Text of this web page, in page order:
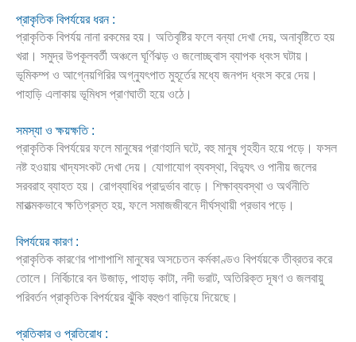
প্রাকৃতিক বিপর্যয়ের ধরন :
প্রাকৃতিক বিপর্যয় নানা রকমের হয়। অতিবৃষ্টির ফলে বন্যা দেখা দেয়, অনাবৃষ্টিতে হয়
খরা। সমুদ্র উপকূলবর্তী অঞ্চলে ঘূর্ণিঝড় ও জলোচ্ছ্বাস ব্যাপক ধ্বংস ঘটায়।
ভূমিকম্প ও আগ্নেয়গিরির অগ্ন্যুৎপাত মুহূর্তের মধ্যে জনপদ ধ্বংস করে দেয়।
পাহাড়ি এলাকায় ভূমিধস প্রাণঘাতী হয়ে ওঠে।
সমস্যা ও ক্ষয়ক্ষতি :
প্রাকৃতিক বিপর্যয়ের ফলে মানুষের প্রাণহানি ঘটে, বহু মানুষ গৃহহীন হয়ে পড়ে। ফসল
নষ্ট হওয়ায় খাদ্যসংকট দেখা দেয়। যোগাযোগ ব্যবস্থা, বিদ্যুৎ ও পানীয় জলের
সরবরাহ ব্যাহত হয়। রোগব্যাধির প্রাদুর্ভাব বাড়ে। শিক্ষাব্যবস্থা ও অর্থনীতি
মারাত্মকভাবে ক্ষতিগ্রস্ত হয়, ফলে সমাজজীবনে দীর্ঘস্থায়ী প্রভাব পড়ে।
বিপর্যয়ের কারণ :
প্রাকৃতিক কারণের পাশাপাশি মানুষের অসচেতন কর্মকাণ্ডও বিপর্যয়কে তীব্রতর করে
তোলে। নির্বিচারে বন উজাড়, পাহাড় কাটা, নদী ভরাট, অতিরিক্ত দূষণ ও জলবায়ু
পরিবর্তন প্রাকৃতিক বিপর্যয়ের ঝুঁকি বহুগুণ বাড়িয়ে দিয়েছে।
প্রতিকার ও প্রতিরোধ :